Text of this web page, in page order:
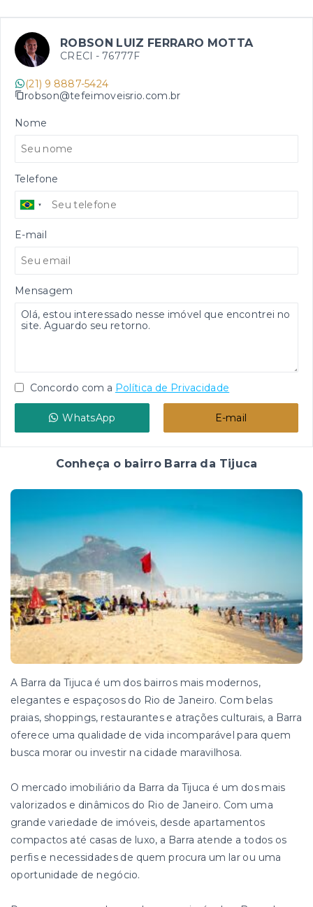
ROBSON LUIZ FERRARO MOTTA
CRECI - 76777F
(21) 9 8887-5424
robson@tefeimoveisrio.com.br
Nome
Telefone
E-mail
Mensagem
Concordo com a Política de Privacidade
WhatsApp E-mail
Conheça o bairro Barra da Tijuca
A Barra da Tijuca é um dos bairros mais modernos,
elegantes e espaçosos do Rio de Janeiro. Com belas
praias, shoppings, restaurantes e atrações culturais, a Barra
oferece uma qualidade de vida incomparável para quem
busca morar ou investir na cidade maravilhosa.
O mercado imobiliário da Barra da Tijuca é um dos mais
valorizados e dinâmicos do Rio de Janeiro. Com uma
grande variedade de imóveis, desde apartamentos
compactos até casas de luxo, a Barra atende a todos os
perfis e necessidades de quem procura um lar ou uma
oportunidade de negócio.